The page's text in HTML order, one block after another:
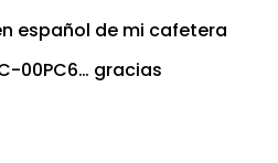
español de mi cafetera
00PC6… gracias